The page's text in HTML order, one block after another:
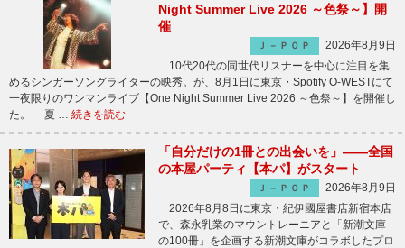
Night Summer Live 2026 ～色祭～】開
催
Ｊ－ＰＯＰ
2026年8月9日
10代20代の同世代リスナーを中心に注目を集
めるシンガーソングライターの映秀。が、8月1日に東京・Spotify O-WESTにて
一夜限りのワンマンライブ【One Night Summer Live 2026 ～色祭～】を開催し
た。 夏 … 続きを読む
「自分だけの1冊との出会いを」――全国
の本屋パーティ【本パ】がスタート
Ｊ－ＰＯＰ
2026年8月9日
2026年8月8日に東京・紀伊國屋書店新宿本店
で、森永乳業のマウントレーニアと「新潮文庫
の100冊」を企画する新潮文庫がコラボしたプロ